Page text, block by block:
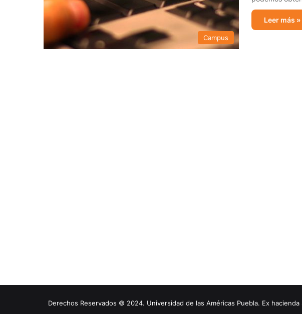
Campus
Leer más »
Derechos Reservados © 2024. Universidad de las Américas Puebla. Ex